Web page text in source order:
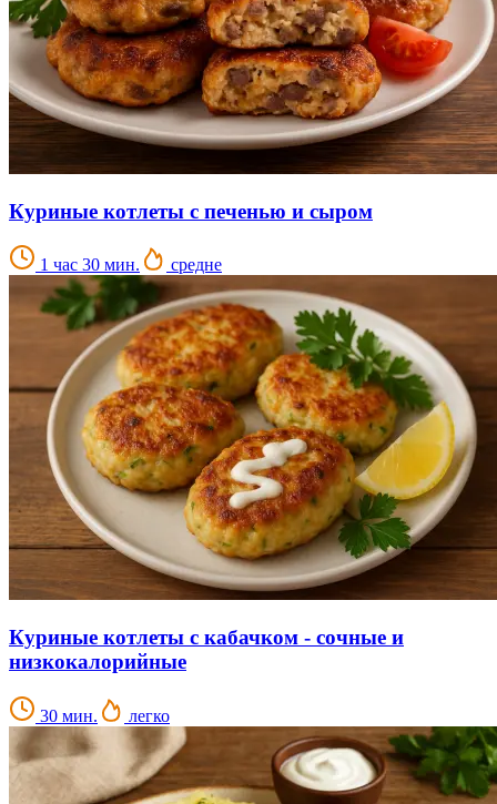
Куриные котлеты с печенью и сыром
1 час 30 мин. средне
Куриные котлеты с кабачком - сочные и
низкокалорийные
30 мин. легко